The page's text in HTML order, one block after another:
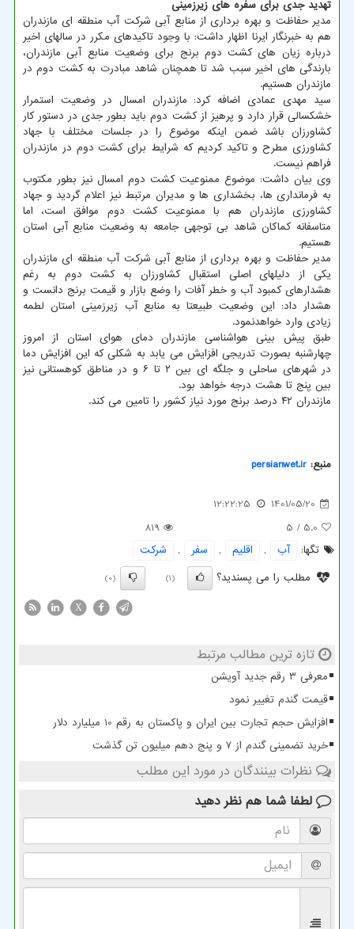
تهدید جدی برای سفره های زیرزمینی
مدیر حفاظت و بهره برداری از منابع آبی شرکت آب منطقه ای مازندران
هم به خبرنگار ایرنا اظهار داشت: با وجود تاکیدهای مکرر در سالهای اخیر
درباره زیان های کشت دوم برنج برای وضعیت منابع آبی مازندران،
بارندگی های اخیر سبب شد تا همچنان شاهد مبادرت به کشت دوم در
مازندران هستیم.
سید مهدی عمادی اضافه کرد: مازندران امسال در وضعیت استمرار
خشکسالی قرار دارد و پرهیز از کشت دوم باید بطور جدی در دستور کار
کشاورزان باشد ضمن اینکه موضوع را در جلسات مختلف با جهاد
کشاورزی مطرح و تاکید کردیم که شرایط برای کشت دوم در مازندران
فراهم نیست.
وی بیان داشت: موضوع ممنوعیت کشت دوم امسال نیز بطور مکتوب
به فرمانداری ها، بخشداری ها و مدیران مرتبط نیز اعلام گردید و جهاد
کشاورزی مازندران هم با ممنوعیت کشت دوم موافق است، اما
متاسفانه کماکان شاهد بی توجهی جامعه به وضعیت منابع آبی استان
هستیم.
مدیر حفاظت و بهره برداری از منابع آبی شرکت آب منطقه ای مازندران
یکی از دلیلهای اصلی استقبال کشاورزان به کشت دوم به رغم
هشدارهای کمبود آب و خطر آفات را وضع بازار و قیمت برنج دانست و
هشدار داد: این وضعیت طبیعتا به منابع آب زیرزمینی استان لطمه
زیادی وارد خواهدنمود.
طبق پیش بینی هواشناسی مازندران دمای هوای استان از امروز
چهارشنبه بصورت تدریجی افزایش می یابد به شکلی که این افزایش دما
در شهرهای ساحلی و جلگه ای بین ۲ تا ۶ و در مناطق کوهستانی نیز
بین پنج تا هشت درجه خواهد بود.
مازندران ۴۲ درصد برنج مورد نیاز کشور را تامین می کند.
منبع: persianwet.ir
1401/05/20
12:22:25
5.0
/ 5
819
تگها:
آب , اقلیم , سفر ,
شركت
مطلب را می پسندید؟
(1)
(0)
X
تازه ترین مطالب مرتبط
معرفی ۳ رقم جدید آویشن
قیمت گندم تغییر نمود
افزایش حجم تجارت بین ایران و پاکستان به رقم 10 میلیارد دلار
خرید تضمینی گندم از ۷ و پنج دهم میلیون تن گذشت
نظرات بینندگان در مورد این مطلب
لطفا شما هم نظر دهید